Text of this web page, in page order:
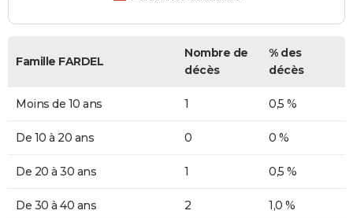
Famille FARDEL
Nombre de
décès
% des
décès
Moins de 10 ans 1 0,5 %
De 10 à 20 ans 0 0 %
De 20 à 30 ans 1 0,5 %
De 30 à 40 ans 2 1,0 %